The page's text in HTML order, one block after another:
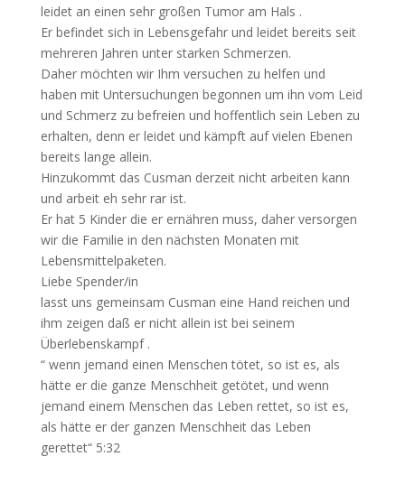
leidet an einen sehr großen Tumor am Hals .
Er befindet sich in Lebensgefahr und leidet bereits seit
mehreren Jahren unter starken Schmerzen.
Daher möchten wir Ihm versuchen zu helfen und
haben mit Untersuchungen begonnen um ihn vom Leid
und Schmerz zu befreien und hoffentlich sein Leben zu
erhalten, denn er leidet und kämpft auf vielen Ebenen
bereits lange allein.
Hinzukommt das Cusman derzeit nicht arbeiten kann
und arbeit eh sehr rar ist.
Er hat 5 Kinder die er ernähren muss, daher versorgen
wir die Familie in den nächsten Monaten mit
Lebensmittelpaketen.
Liebe Spender/in
lasst uns gemeinsam Cusman eine Hand reichen und
ihm zeigen daß er nicht allein ist bei seinem
Überlebenskampf .
“ wenn jemand einen Menschen tötet, so ist es, als
hätte er die ganze Menschheit getötet, und wenn
jemand einem Menschen das Leben rettet, so ist es,
als hätte er der ganzen Menschheit das Leben
gerettet“ 5:32